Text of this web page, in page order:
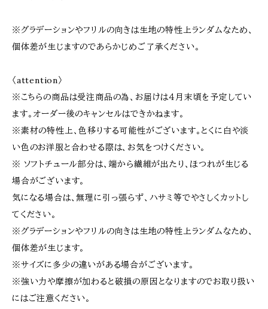
※グラデーションやフリルの向きは生地の特性上ランダムなため、
個体差が生じますのであらかじめご了承ください。
〈attention〉
※こちらの商品は受注商品の為、お届けは４月末頃を予定してい
ます。オーダー後のキャンセルはできかねます。
※素材の特性上、色移りする可能性がございます。とくに白や淡
い色のお洋服と合わせる際は、お気をつけください。
※ ソフトチュール部分は、端から繊維が出たり、ほつれが生じる
場合がございます。
気になる場合は、無理に引っ張らず、ハサミ等でやさしくカットし
てください。
※グラデーションやフリルの向きは生地の特性上ランダムなため、
個体差が生じます。
※サイズに多少の違いがある場合がございます。
※強い力や摩擦が加わると破損の原因となりますのでお取り扱い
にはご注意ください。